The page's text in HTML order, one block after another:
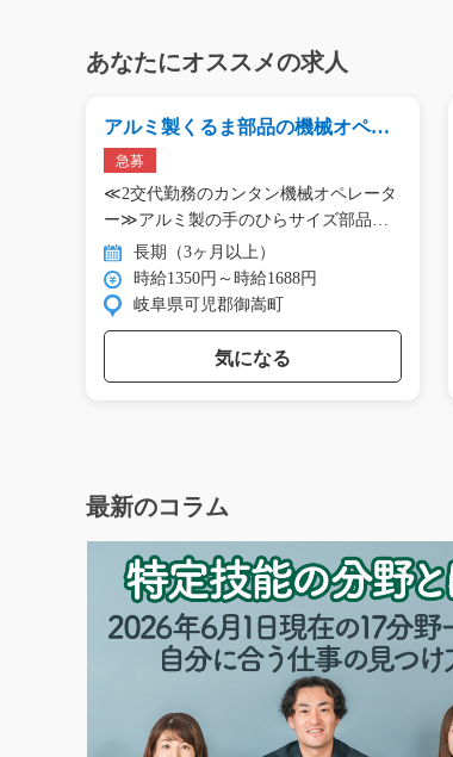
あなたにオススメの求人
アルミ製くるま部品の機械オペレ
ーター/g01_01176
急募
≪2交代勤務のカンタン機械オペレータ
ー≫アルミ製の手のひらサイズ部品の
機… 長期（3ヶ月以上）
時給1350円～時給1688円
岐阜県可児郡御嵩町
気になる
最新のコラム